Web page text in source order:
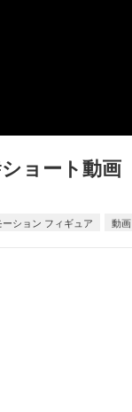
ョート動画
ション フィギュア 動画